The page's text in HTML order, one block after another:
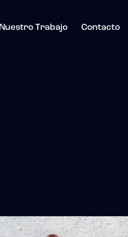
Nuestro Trabajo Contacto